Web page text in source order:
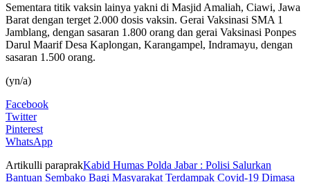
Sementara titik vaksin lainya yakni di Masjid Amaliah, Ciawi, Jawa
Barat dengan terget 2.000 dosis vaksin. Gerai Vaksinasi SMA 1
Jamblang, dengan sasaran 1.800 orang dan gerai Vaksinasi Ponpes
Darul Maarif Desa Kaplongan, Karangampel, Indramayu, dengan
sasaran 1.500 orang.
(yn/a)
Facebook
Twitter
Pinterest
WhatsApp
Artikulli paraprakKabid Humas Polda Jabar : Polisi Salurkan
Bantuan Sembako Bagi Masyarakat Terdampak Covid-19 Dimasa